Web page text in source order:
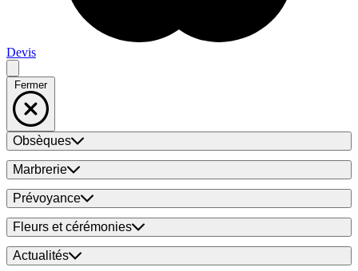
Devis
Fermer
Obsèques
Marbrerie
Prévoyance
Fleurs et cérémonies
Actualités